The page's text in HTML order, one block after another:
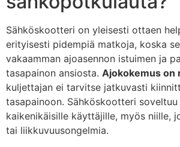
Sähköskootteri on yleisesti ottaen
erityisesti pidempiä matkoja, koska
vakaamman ajoasennon istuimen ja
tasapainon ansiosta. Ajokokemus on
kuljettajan ei tarvitse jatkuvasti
tasapainoon. Sähköskootteri
kaikenikäisille käyttäjille, myös niille,
tai liikkuvuusongelmia.